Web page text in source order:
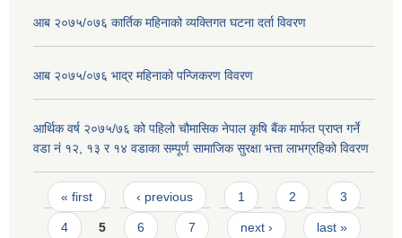
आब २०७५/०७६ कार्तिक महिनाको व्यक्तिगत घटना दर्ता विवरण
आब २०७५/०७६ भाद्र महिनाको पन्जिकरण विवरण
आर्थिक वर्ष २०७५/७६ को पहिलो चौमासिक नेपाल कृषि बैंक मार्फत प्राप्त गर्ने
वडा नं १२, १३ र १४ वडाका सम्पूर्ण सामाजिक सुरक्षा भत्ता लाभग्रहिको विवरण
Pages
« first ‹ previous 1 2 3
4 5 6 7 next › last »